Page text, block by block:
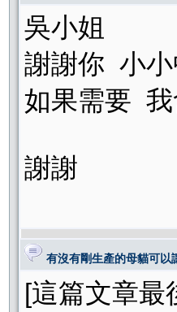
吳小姐
謝謝你 小小
如果需要
謝謝
有沒有剛生產的母貓可以
[這篇文章最